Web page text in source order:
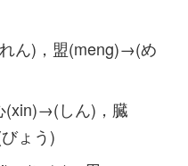
ん)，盟(meng)→(め
(xin)→(しん)，臓
ょう)